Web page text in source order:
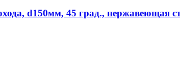
d150мм, 45 град., нержавеющая